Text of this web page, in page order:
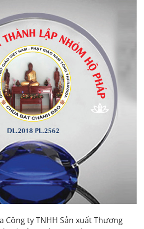
Công ty TNHH Sản xuất Thương